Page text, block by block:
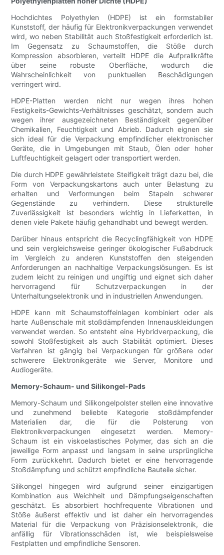
Hochdichtes Polyethylen (HDPE) ist ein formstabiler
Kunststoff, der häufig für Elektronikverpackungen verwendet
wird, wo neben Stabilität auch Stoßfestigkeit erforderlich ist.
Im Gegensatz zu Schaumstoffen, die Stöße durch
Kompression absorbieren, verteilt HDPE die Aufprallkräfte
über seine robuste Oberfläche, wodurch die
Wahrscheinlichkeit von punktuellen Beschädigungen
verringert wird.
HDPE-Platten werden nicht nur wegen ihres hohen
Festigkeits-Gewichts-Verhältnisses geschätzt, sondern auch
wegen ihrer ausgezeichneten Beständigkeit gegenüber
Chemikalien, Feuchtigkeit und Abrieb. Dadurch eignen sie
sich ideal für die Verpackung empfindlicher elektronischer
Geräte, die in Umgebungen mit Staub, Ölen oder hoher
Luftfeuchtigkeit gelagert oder transportiert werden.
Die durch HDPE gewährleistete Steifigkeit trägt dazu bei, die
Form von Verpackungskartons auch unter Belastung zu
erhalten und Verformungen beim Stapeln schwerer
Gegenstände zu verhindern. Diese strukturelle
Zuverlässigkeit ist besonders wichtig in Lieferketten, in
denen viele Pakete häufig gehandhabt und bewegt werden.
Darüber hinaus entspricht die Recyclingfähigkeit von HDPE
und sein vergleichsweise geringer ökologischer Fußabdruck
im Vergleich zu anderen Kunststoffen den steigenden
Anforderungen an nachhaltige Verpackungslösungen. Es ist
zudem leicht zu reinigen und ungiftig und eignet sich daher
hervorragend für Schutzverpackungen in der
Unterhaltungselektronik und in industriellen Anwendungen.
HDPE kann mit Schaumstoffeinlagen kombiniert oder als
harte Außenschale mit stoßdämpfenden Innenauskleidungen
verwendet werden. So entsteht eine Hybridverpackung, die
sowohl Stoßfestigkeit als auch Stabilität optimiert. Dieses
Verfahren ist gängig bei Verpackungen für größere oder
schwerere Elektronikgeräte wie Server, Monitore und
Audiogeräte.
Memory-Schaum- und Silikongel-Pads
Memory-Schaum und Silikongelpolster stellen eine innovative
und zunehmend beliebte Kategorie stoßdämpfender
Materialien dar, die für die Polsterung von
Elektronikverpackungen eingesetzt werden. Memory-
Schaum ist ein viskoelastisches Polymer, das sich an die
jeweilige Form anpasst und langsam in seine ursprüngliche
Form zurückkehrt. Dadurch bietet er eine hervorragende
Stoßdämpfung und schützt empfindliche Bauteile sicher.
Silikongel hingegen wird aufgrund seiner einzigartigen
Kombination aus Weichheit und Dämpfungseigenschaften
geschätzt. Es absorbiert hochfrequente Vibrationen und
Stöße äußerst effektiv und ist daher ein hervorragendes
Material für die Verpackung von Präzisionselektronik, die
anfällig für Vibrationsschäden ist, wie beispielsweise
Festplatten und empfindliche Sensoren.